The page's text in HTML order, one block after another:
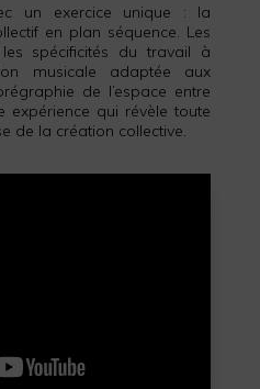
un exercice unique : la
en plan séquence. Les
spécificités du travail à
musicale adaptée aux
de l’espace entre
expérience qui révèle toute
de la création collective.